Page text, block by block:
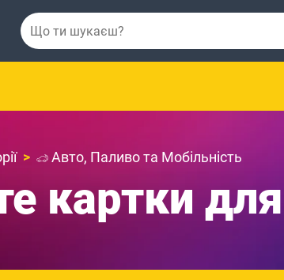
Авто, Паливо та Мобільність
картки